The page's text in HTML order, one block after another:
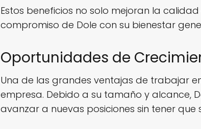
Estos beneficios no solo mejoran la
compromiso de Dole con su bienestar
Oportunidades de
Una de las grandes ventajas de trabajar
empresa. Debido a su tamaño y alcance,
avanzar a nuevas posiciones sin tener que